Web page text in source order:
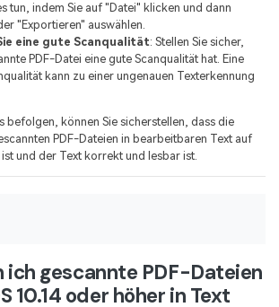
tun, indem Sie auf "Datei" klicken und dann
"Exportieren" auswählen.
eine gute Scanqualität: Stellen Sie sicher,
PDF-Datei eine gute Scanqualität hat. Eine
kann zu einer ungenauen Texterkennung
befolgen, können Sie sicherstellen, dass die
PDF-Dateien in bearbeitbaren Text auf
und der Text korrekt und lesbar ist.
ich gescannte PDF-Dateien
10.14 oder höher in Text